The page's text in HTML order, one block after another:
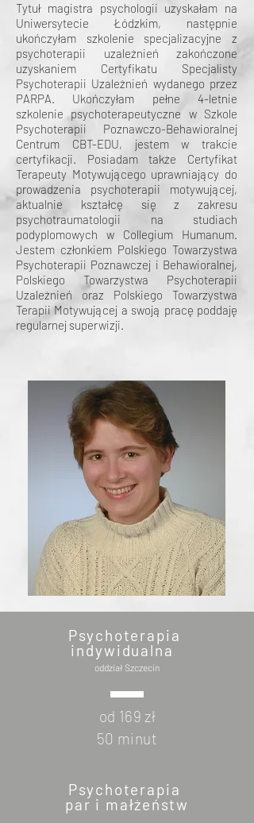
Tytuł magistra psychologii uzyskałam na
Uniwersytecie Łódzkim, następnie
ukończyłam szkolenie specjalizacyjne z
psychoterapii uzależnień zakończone
uzyskaniem Certyfikatu Specjalisty
Psychoterapii Uzależnień wydanego przez
PARPA. Ukończyłam pełne 4-letnie
szkolenie psychoterapeutyczne w Szkole
Psychoterapii Poznawczo-Behawioralnej
Centrum CBT-EDU, jestem w trakcie
certyfikacji. Posiadam także Certyfikat
Terapeuty Motywującego uprawniający do
prowadzenia psychoterapii motywującej,
aktualnie kształcę się z zakresu
psychotraumatologii na studiach
podyplomowych w Collegium Humanum.
Jestem członkiem Polskiego Towarzystwa
Psychoterapii Poznawczej i Behawioralnej,
Polskiego Towarzystwa Psychoterapii
Uzależnień oraz Polskiego Towarzystwa
Terapii Motywującej a swoją pracę poddaję
regularnej superwizji.
Psychoterapia
indywidualna
oddział Szczecin
od 169 zł
50 minut
Psychoterapia
par i małżeństw